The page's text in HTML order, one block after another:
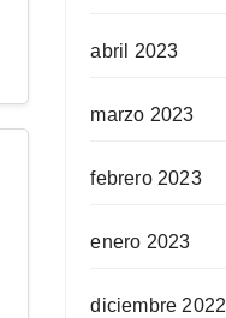
abril 2023
marzo 2023
febrero 2023
enero 2023
diciembre 2022